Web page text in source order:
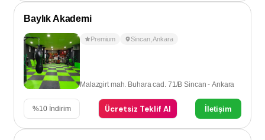
Baylık Akademi
Premium Sincan,Ankara
Malazgirt mah. Buhara cad. 71/B Sincan - Ankara
%10 İndirim Ücretsiz Teklif Al İletişim